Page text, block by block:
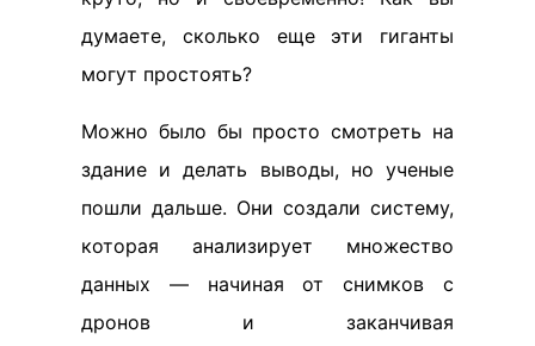
думаете, сколько еще эти гиганты
могут простоять?
Можно было бы просто смотреть на
здание и делать выводы, но ученые
пошли дальше. Они создали систему,
которая анализирует множество
данных — начиная от снимков с
дронов и заканчивая